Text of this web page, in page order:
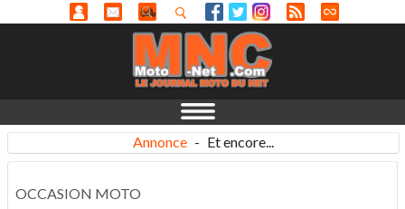
Annonce - Et encore...
OCCASION MOTO